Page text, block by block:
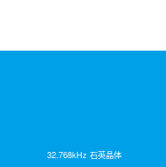
32.768kHz 石英晶体